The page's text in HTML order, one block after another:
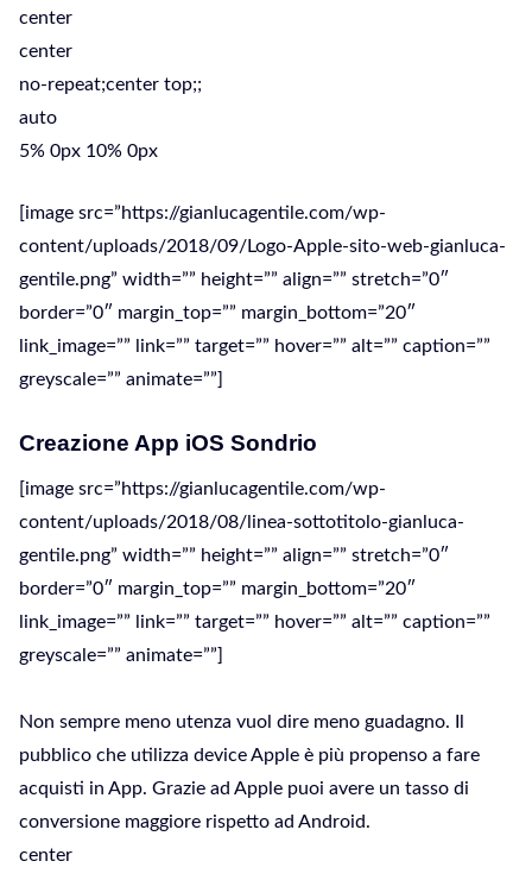
center
center
no-repeat;center top;;
auto
5% 0px 10% 0px
[image src=”https://gianlucagentile.com/wp-
content/uploads/2018/09/Logo-Apple-sito-web-gianluca-
gentile.png” width=”” height=”” align=”” stretch=”0″
border=”0″ margin_top=”” margin_bottom=”20″
link_image=”” link=”” target=”” hover=”” alt=”” caption=””
greyscale=”” animate=””]
Creazione App iOS Sondrio
[image src=”https://gianlucagentile.com/wp-
content/uploads/2018/08/linea-sottotitolo-gianluca-
gentile.png” width=”” height=”” align=”” stretch=”0″
border=”0″ margin_top=”” margin_bottom=”20″
link_image=”” link=”” target=”” hover=”” alt=”” caption=””
greyscale=”” animate=””]
Non sempre meno utenza vuol dire meno guadagno. Il
pubblico che utilizza device Apple è più propenso a fare
acquisti in App. Grazie ad Apple puoi avere un tasso di
conversione maggiore rispetto ad Android.
center